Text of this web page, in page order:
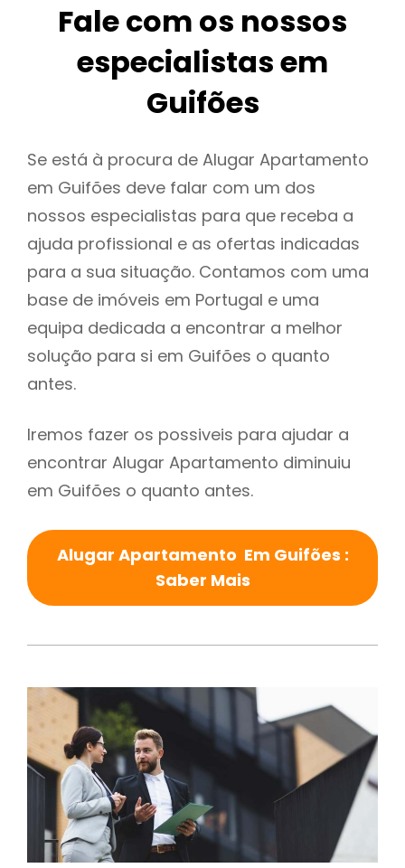
Fale com os nossos
especialistas em
Guifões
Se está à procura de Alugar Apartamento
em Guifões deve falar com um dos
nossos especialistas para que receba a
ajuda profissional e as ofertas indicadas
para a sua situação. Contamos com uma
base de imóveis em Portugal e uma
equipa dedicada a encontrar a melhor
solução para si em Guifões o quanto
antes.
Iremos fazer os possiveis para ajudar a
encontrar Alugar Apartamento diminuiu
em Guifões o quanto antes.
Alugar Apartamento Em Guifões :
Saber Mais